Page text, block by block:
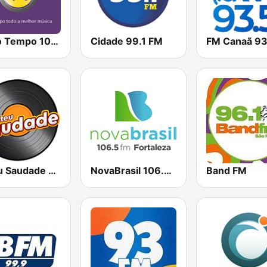
Rádio Tempo 103.9 FM Cidade 99.1 FM FM Canaã
Bateu Saudade FM Rádio Flashback NovaBrasil 106.5 Fortaleza Band FM